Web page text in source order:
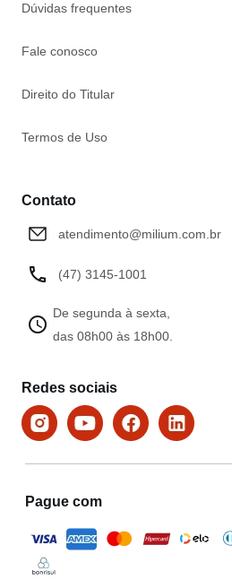
Dúvidas frequentes
Fale conosco
Direito do Titular
Termos de Uso
Contato
atendimento@milium.com.br
(47) 3145-1001
De segunda à sexta,
das 08h00 às 18h00.
Redes sociais
Pague com